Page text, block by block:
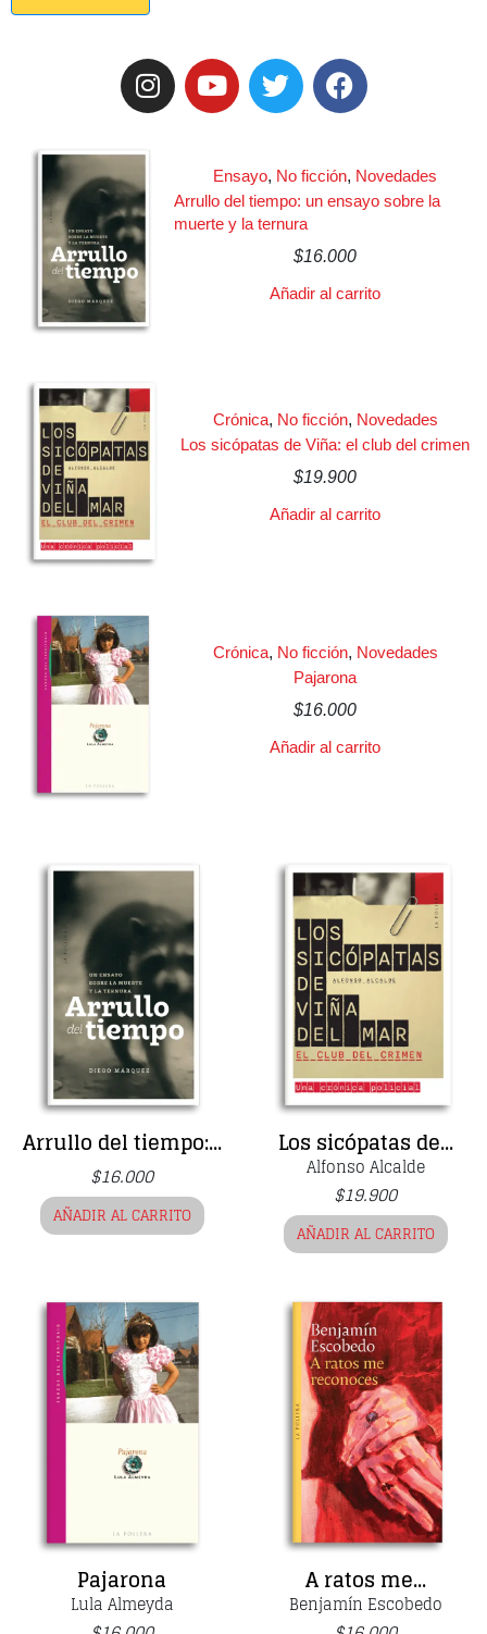
Ensayo, No ficción, Novedades
Arrullo del tiempo: un ensayo sobre la
muerte y la ternura
$16.000
Añadir al carrito
Crónica, No ficción, Novedades
Los sicópatas de Viña: el club del crimen
$19.900
Añadir al carrito
Crónica, No ficción, Novedades
Pajarona
$16.000
Añadir al carrito
Arrullo del tiempo:...
$16.000
AÑADIR AL CARRITO
Los sicópatas de...
$19.900
Alfonso Alcalde
AÑADIR AL CARRITO
Pajarona
Lula Almeyda
A ratos me...
Benjamín Escobedo